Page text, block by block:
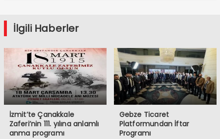
İlgili Haberler
İzmit’te Çanakkale
Zaferi’nin 111. yılına anlamlı
anma programı
Gebze Ticaret
Platformundan İftar
Programı